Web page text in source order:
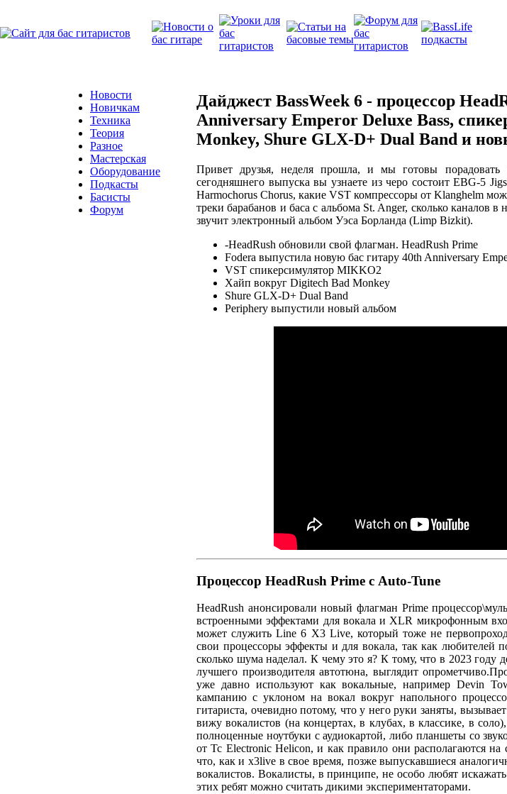
Новости
Новичкам
Техника
Теория
Разное
Мастерская
Оборудование
Подкасты
Басисты
Форум
Дайджест BassWeek 6 - процессор
Anniversary Emperor Deluxe Bass,
Monkey, Shure GLX-D+ Dual Band и
Привет друзья, неделя прошла, и мы готовы
сегодняшнего выпуска вы узнаете из черо состоит EBG-5
Harmochorus Chorus, какие VST компрессоры от Klanghelm
треки барабанов и баса с альбома St. Anger, сколько каналов
звучит электронный альбом Уэса Борланда (Limp Bizkit).
-HeadRush обновили свой флагман. HeadRush Prime
Fodera выпустила новую бас гитару 40th Anniversary
VST спикерсимулятор MIKKO2
Хайп вокруг Digitech Bad Monkey
Shure GLX-D+ Dual Band
Periphery выпустили новый альбом
Процессор HeadRush Prime с Auto-Tune
HeadRush анонсировали новый флагман Prime
встроенными эффектами для вокала и XLR микрофонным
может служить Line 6 X3 Live, который тоже не
свои процессоры эффекты и для вокала, так как любителей
сколько шума наделал. К чему это я? К тому, что в 2023 году
лучшего производителя автотюна, выглядит
уже давно используют как вокальные, например Devin
кампанию с уклоном на вокал вокруг напольного
гитариста, очевидно потому, что у него руки заняты,
вижу вокалистов (на концертах, в клубах, в классике, в
полноценные ноутбуки с аудиокартой, либо планшеты со
от Tc Electronic Helicon, и как правило они располагаются на
что, как и x3live в свое время, позже выпускавшиеся
вокалистов. Вокалисты, в принципе, не особо любят
этих ребят можно считать дикими экспериментаторами.